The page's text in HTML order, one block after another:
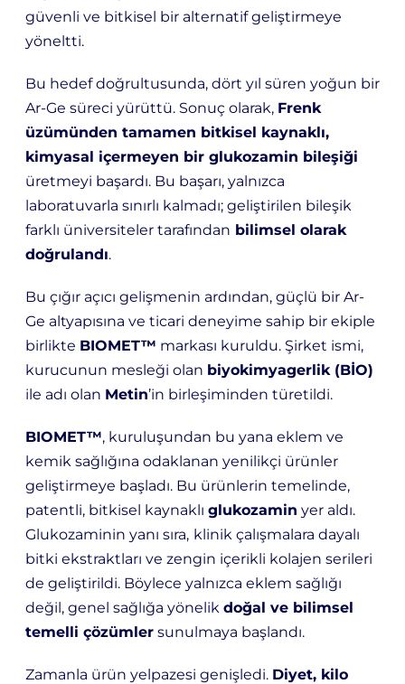
güvenli ve bitkisel bir alternatif geliştirmeye
yöneltti.
Bu hedef doğrultusunda, dört yıl süren yoğun bir
Ar-Ge süreci yürüttü. Sonuç olarak, Frenk
üzümünden tamamen bitkisel kaynaklı,
kimyasal içermeyen bir glukozamin bileşiği
üretmeyi başardı. Bu başarı, yalnızca
laboratuvarla sınırlı kalmadı; geliştirilen bileşik
farklı üniversiteler tarafından bilimsel olarak
doğrulandı.
Bu çığır açıcı gelişmenin ardından, güçlü bir Ar-
Ge altyapısına ve ticari deneyime sahip bir ekiple
birlikte BIOMET™ markası kuruldu. Şirket ismi,
kurucunun mesleği olan biyokimyagerlik (BİO)
ile adı olan Metin’in birleşiminden türetildi.
BIOMET™, kuruluşundan bu yana eklem ve
kemik sağlığına odaklanan yenilikçi ürünler
geliştirmeye başladı. Bu ürünlerin temelinde,
patentli, bitkisel kaynaklı glukozamin yer aldı.
Glukozaminin yanı sıra, klinik çalışmalara dayalı
bitki ekstraktları ve zengin içerikli kolajen serileri
de geliştirildi. Böylece yalnızca eklem sağlığı
değil, genel sağlığa yönelik doğal ve bilimsel
temelli çözümler sunulmaya başlandı.
Zamanla ürün yelpazesi genişledi. Diyet, kilo